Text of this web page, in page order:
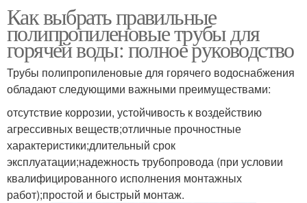
Как выбрать правильные
полипропиленовые трубы для
горячей воды: полное руководство
Трубы полипропиленовые для горячего водоснабжения
обладают следующими важными преимуществами:
отсутствие коррозии, устойчивость к воздействию
агрессивных веществ;отличные прочностные
характеристики;длительный срок
эксплуатации;надежность трубопровода (при условии
квалифицированного исполнения монтажных
работ);простой и быстрый монтаж.